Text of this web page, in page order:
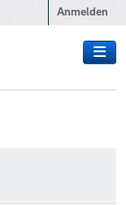
Anmelden